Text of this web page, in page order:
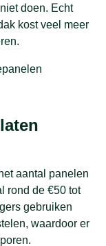
doen. Echt
kost veel meer
aantal panelen
rond de €50 tot
gebruiken
waardoor er